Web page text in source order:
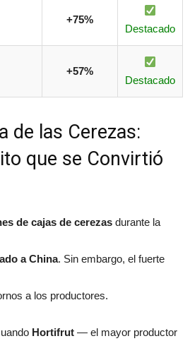
+75%
Destacado
+57%
Destacado
de las Cerezas:
que se Convirtió
de cajas de cerezas durante la
a China. Sin embargo, el fuerte
a los productores.
Hortifrut — el mayor productor